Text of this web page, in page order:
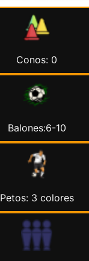
Conos: 0
Balones:6-10
Petos: 3 colores